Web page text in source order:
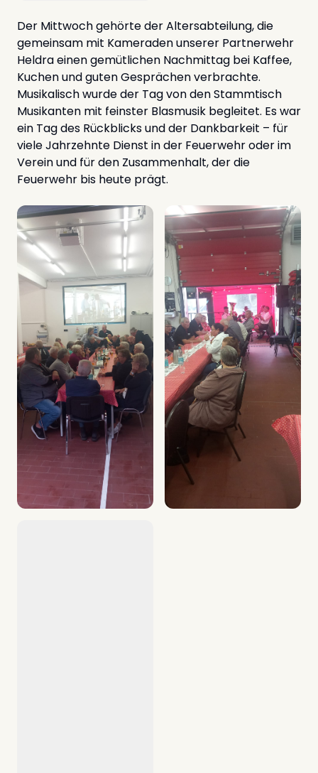
Der Mittwoch gehörte der Altersabteilung, die
gemeinsam mit Kameraden unserer Partnerwehr
Heldra einen gemütlichen Nachmittag bei Kaffee,
Kuchen und guten Gesprächen verbrachte.
Musikalisch wurde der Tag von den Stammtisch
Musikanten mit feinster Blasmusik begleitet. Es war
ein Tag des Rückblicks und der Dankbarkeit – für
viele Jahrzehnte Dienst in der Feuerwehr oder im
Verein und für den Zusammenhalt, der die
Feuerwehr bis heute prägt.